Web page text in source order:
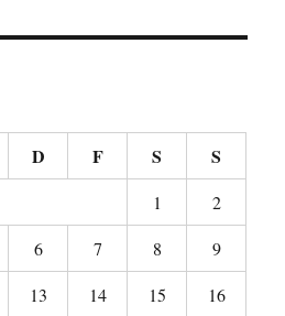
D F S S
1
2
6 7 8
9
13 14 15
16